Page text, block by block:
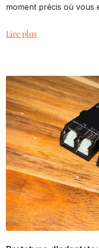
moment précis où vous
Lire plus